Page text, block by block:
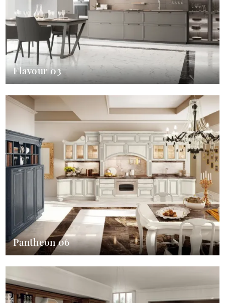
Flavour 03
Pantheon 06